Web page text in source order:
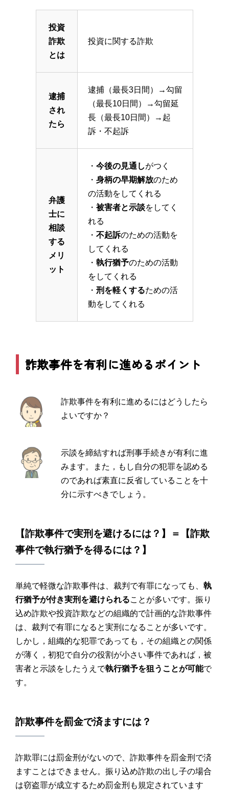
投資
詐欺
とは
投資に関する詐欺
逮捕
され
たら
逮捕（最長3日間）→勾留
（最長10日間）→勾留延
長（最長10日間）→起
訴・不起訴
弁護
士に
相談
する
メリ
ット
・ 今後の見通しがつく
・ 身柄の早期解放のため
の活動をしてくれる
・ 被害者と示談をしてく
れる
・ 不起訴のための活動を
してくれる
・ 執行猶予のための活動
をしてくれる
・ 刑を軽くするための活
動をしてくれる
詐欺事件を有利に進めるポイント
詐欺事件を有利に進めるにはどうしたら
よいですか？
示談を締結すれば刑事手続きが有利に進
みます。また，もし自分の犯罪を認める
のであれば素直に反省していることを十
分に示すべきでしょう。
【詐欺事件で実刑 を避けるには？】＝【詐欺
事件で執行猶予を得るには？】
単純で軽微な詐欺事件は、裁判で有罪になっても、 執
行猶予が付き実刑を避けられることが多いです。振り
込め詐欺や投資詐欺などの組織的で計画的な詐欺事件
は、裁判で有罪になると実刑になることが多いです。
しかし，組織的な犯罪であっても，その組織との関係
が薄く，初犯で自分の役割が小さい事件であれば，被
害者と示談をしたうえで執行猶予を狙うことが可能で
す。
詐欺事件を罰金で済ますには？
詐欺罪には罰金刑がないので、詐欺事件を罰金刑で済
ますことはできません。振り込め詐欺の出し子の場合
は窃盗罪が成立するため罰金刑も規定されています